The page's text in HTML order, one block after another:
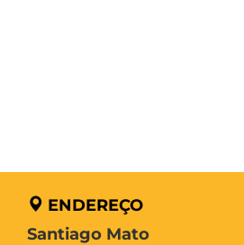
ENDEREÇO
Santiago Mato